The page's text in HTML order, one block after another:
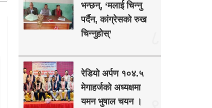
भन्छन्, ‘मलाई चिन्नु
पर्दैन, कांग्रेसको रुख
चिन्नुहोस्’
रेडियो अर्पण १०४.५
मेगाहर्जको अध्यक्षमा
यमन भुषाल चयन ।